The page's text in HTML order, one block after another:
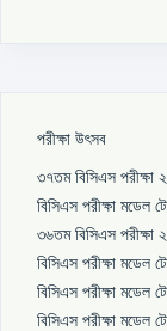
পরীক্ষা উৎসব
৩৭তম বিসিএস পরীক্ষা
বিসিএস পরীক্ষা মডেল
৩৬তম বিসিএস পরীক্ষা
বিসিএস পরীক্ষা মডেল
বিসিএস পরীক্ষা মডেল
বিসিএস পরীক্ষা মডেল